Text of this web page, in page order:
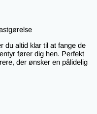
du altid klar til at fange de
fører dig hen. Perfekt
der ønsker en pålidelig